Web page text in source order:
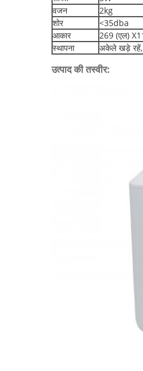
वजन
2kg
शोर
<35dba
आकार
269 ​​(एल)
स्थापना
अकेले खड़े रहें,
उत्पाद की तस्वीर: